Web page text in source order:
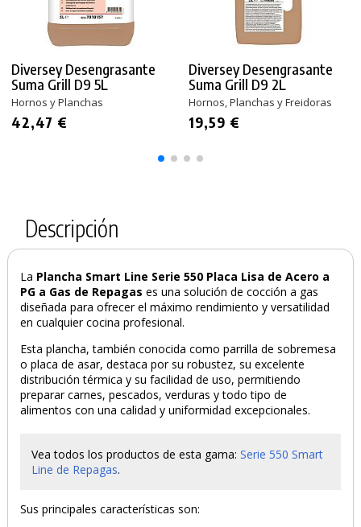
Diversey Desengrasante
Suma Grill D9 5L
Hornos y Planchas
42,47 €
Diversey Desengrasante
Suma Grill D9 2L
Hornos, Planchas y Freidoras
19,59 €
Descripción
La Plancha Smart Line Serie 550 Placa Lisa de Acero a
PG a Gas de Repagases una solución de cocción a gas
diseñada para ofrecer el máximo rendimiento y versatilidad
en cualquier cocina profesional.
Esta plancha, también conocida como parrilla de sobremesa
o placa de asar, destaca por su robustez, su excelente
distribución térmica y su facilidad de uso, permitiendo
preparar carnes, pescados, verduras y todo tipo de
alimentos con una calidad y uniformidad excepcionales.
Vea todos los productos de esta gama:Serie 550 Smart
Line de Repagas.
Sus principales características son: